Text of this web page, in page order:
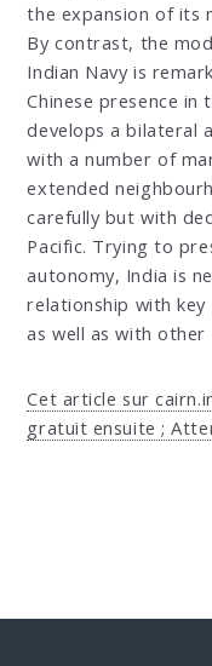
the expansion of its
By contrast, the
Indian Navy is
Chinese presence in
develops a bilateral
with a number of
extended
carefully but with
Pacific. Trying to
autonomy, India is
relationship with key
as well as with
Cet article sur
gratuit ensuite ;